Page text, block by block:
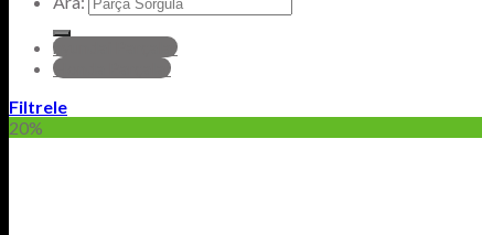
hyundai Parçalar
Honda Parçalar
Filtrele
20%